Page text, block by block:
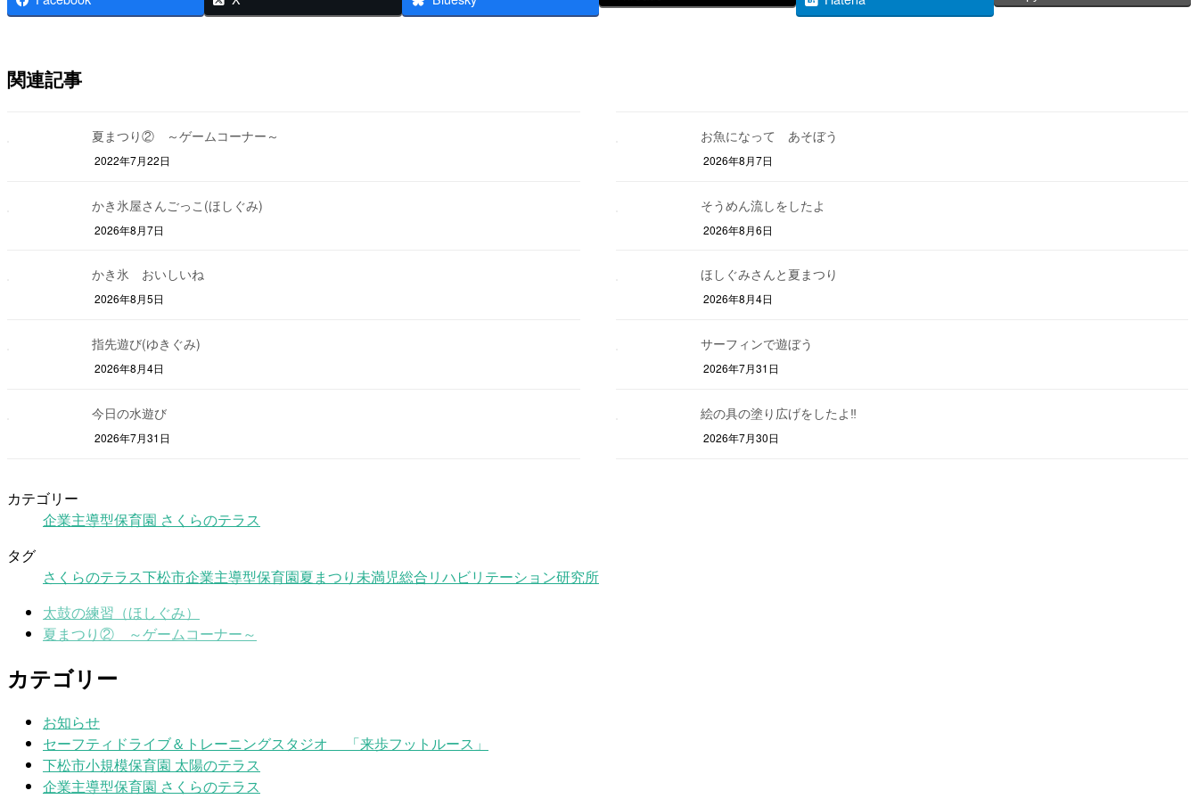
関連記事
夏まつり② ～ゲームコーナー～
2022年7月22日
お魚になって あそぼう
2026年8月7日
かき氷屋さんごっこ(ほしぐみ)
2026年8月7日
そうめん流しをしたよ
2026年8月6日
かき氷 おいしいね
2026年8月5日
ほしぐみさんと夏まつり
2026年8月4日
指先遊び(ゆきぐみ)
2026年8月4日
サーフィンで遊ぼう
2026年7月31日
今日の水遊び
2026年7月31日
絵の具の塗り広げをしたよ‼
2026年7月30日
カテゴリー
企業主導型保育園 さくらのテラス
タグ
さくらのテラス下松市企業主導型保育園夏まつり未満児総合リハビリテーション研究所
太鼓の練習（ほしぐみ）
夏まつり② ～ゲームコーナー～
カテゴリー
お知らせ
セーフティドライブ＆トレーニングスタジオ 「来歩フットルース」
下松市小規模保育園 太陽のテラス
企業主導型保育園 さくらのテラス